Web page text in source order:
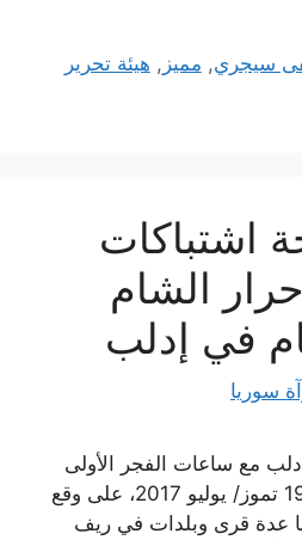
سيجري, مميز , هيئة تحرير
اشتباكات
الشام
في إدلب
سوريا
مع ساعات الفجر الأولى
من صباح اليوم الأربعاء 19 تموز/ يوليو 2017، على وقع
عدة قرى وبلدات في ريف